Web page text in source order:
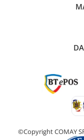
©Copyright COMAY